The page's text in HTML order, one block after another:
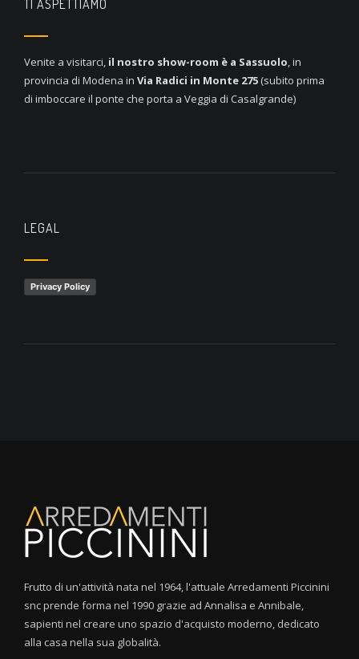
TI ASPETTIAMO
Venite a visitarci, il nostro show-room è a Sassuolo, in
provincia di Modena in Via Radici in Monte 275 (subito prima
di imboccare il ponte che porta a Veggia di Casalgrande)
LEGAL
Privacy Policy
Frutto di un'attività nata nel 1964, l'attuale Arredamenti Piccinini
snc prende forma nel 1990 grazie ad Annalisa e Annibale,
sapienti nel creare uno spazio d'acquisto moderno, dedicato
alla casa nella sua globalità.